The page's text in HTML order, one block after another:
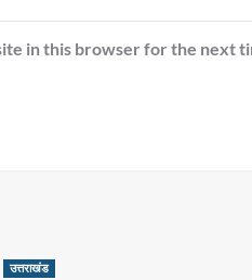
in this browser for the next
उत्तराखंड